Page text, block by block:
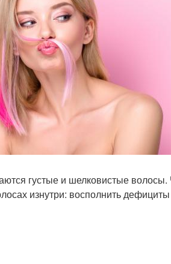
густые и шелковистые
изнутри: восполнить